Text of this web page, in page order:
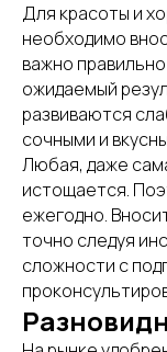
Для красоты и
необходимо
важно
ожидаемый
развиваются
сочными и
Любая, даже
истощается.
ежегодно.
точно следуя
сложности с